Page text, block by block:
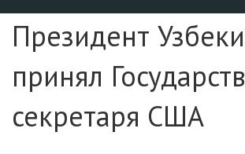
Президент
принял
секретаря США